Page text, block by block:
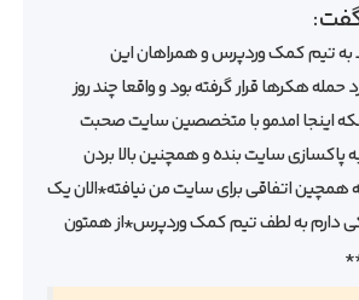
به تیم کمک وردپرس و همراهان این
هکرها قرار گرفته بود و واقعا چند روز
اینجا امدمو با متخصصین سایت صحبت
پاکسازی سایت بنده و همچنین بالا بردن
اتفاقی برای سایت من نیافته*الان یک
دارم به لطف تیم کمک وردپرس*از همتون